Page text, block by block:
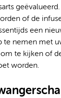
of de
een
te nemen met
te kijken of
worden.